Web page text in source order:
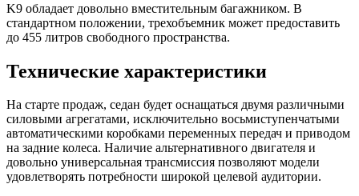
K9 обладает довольно вместительным багажником. В
стандартном положении, трехобъемник может предоставить
до 455 литров свободного пространства.
Технические характеристики
На старте продаж, седан будет оснащаться двумя различными
силовыми агрегатами, исключительно восьмиступенчатыми
автоматическими коробками переменных передач и приводом
на задние колеса. Наличие альтернативного двигателя и
довольно универсальная трансмиссия позволяют модели
удовлетворять потребности широкой целевой аудитории.